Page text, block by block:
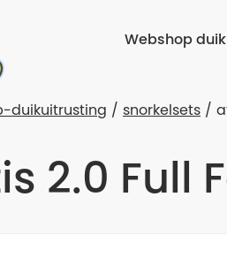
Webshop
duikuitrusting snorkelsets
2.0 Full